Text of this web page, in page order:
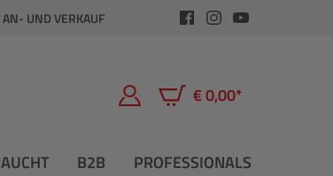
UND VERKAUF
€ 0,00*
Warenkorb enthält 0
B2B PROFESSIONALS